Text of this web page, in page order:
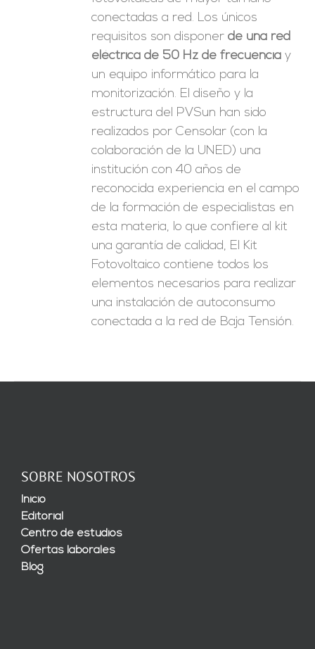
conectadas a red. Los únicos
requisitos son disponerde una red
eléctrica de 50 Hz de frecuencia y
un equipo informático para la
monitorización. El diseño y la
estructura del PVSun han sido
realizados por Censolar (con la
colaboración de la UNED) una
institución con 40 años de
reconocida experiencia en el campo
de la formación de especialistas en
esta materia, lo que confiere al kit
una garantía de calidad, El Kit
Fotovoltaico contiene todos los
elementos necesarios para realizar
una instalación de autoconsumo
conectada a la red de Baja Tensión.
SOBRE NOSOTROS
Inicio
Editorial
Centro de estudios
Ofertas laborales
Blog